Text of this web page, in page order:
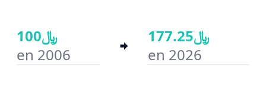
Año inicial
﷼100
en 2006
﷼177.25
en 2026